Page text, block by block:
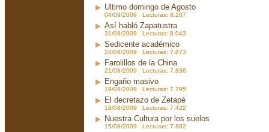
Ultimo domingo de Agosto
04/09/2009 Lecturas: 8.107
Así habló Zapatustra
31/08/2009 Lecturas: 8.043
Sedicente académico
24/08/2009 Lecturas: 7.873
Farolillos de la China
21/08/2009 Lecturas: 7.836
Engaño masivo
19/08/2009 Lecturas: 7.795
El decretazo de Zetapé
18/08/2009 Lecturas: 7.422
Nuestra Cultura por los suelos
15/08/2009 Lecturas: 7.882